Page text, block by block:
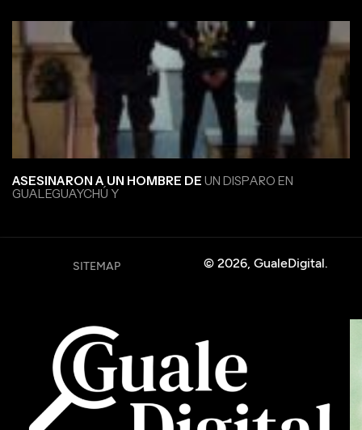
ASESINARON A UN HOMBRE DE UN DISPARO EN
GUALEGUAYCHÚ Y
© 2026, GualeDigital.
SITEMAP